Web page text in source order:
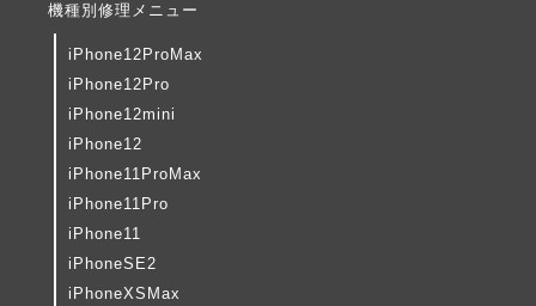
機種別修理メニュー
iPhone12ProMax
iPhone12Pro
iPhone12mini
iPhone12
iPhone11ProMax
iPhone11Pro
iPhone11
iPhoneSE2
iPhoneXSMax